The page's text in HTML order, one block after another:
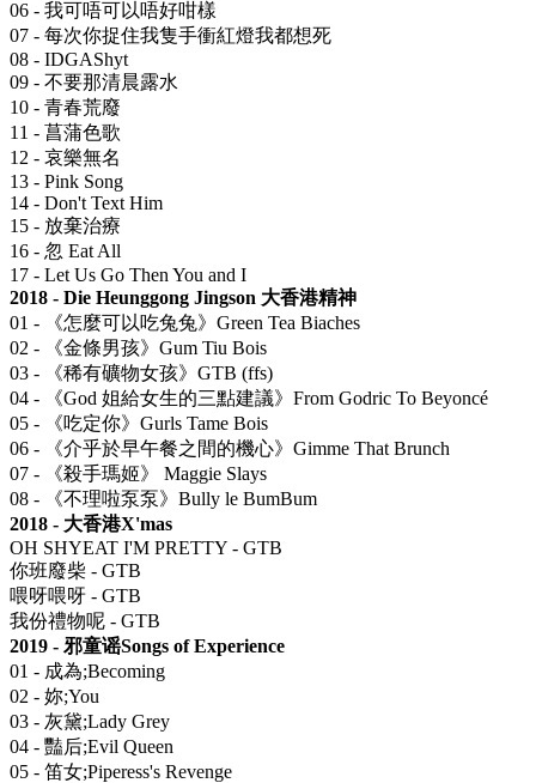
06 - 我可唔可以唔好咁樣
07 - 每次你捉住我隻手衝紅燈我都想死
08 - IDGAShyt
09 - 不要那清晨露水
10 - 青春荒廢
11 - 菖蒲色歌
12 - 哀樂無名
13 - Pink Song
14 - Don't Text Him
15 - 放棄治療
16 - 忽 Eat All
17 - Let Us Go Then You and I
2018 - Die Heunggong Jingson 大香港精神
01 - 《怎麼可以吃兔兔》Green Tea Biaches
02 - 《金條男孩》Gum Tiu Bois
03 - 《稀有礦物女孩》GTB (ffs)
04 - 《God 姐給女生的三點建議》From Godric To Beyoncé
05 - 《吃定你》Gurls Tame Bois
06 - 《介乎於早午餐之間的機心》Gimme That Brunch
07 - 《殺手瑪姬》 Maggie Slays
08 - 《不理啦泵泵》Bully le BumBum
2018 - 大香港X'mas
OH SHYEAT I'M PRETTY - GTB
你班廢柴 - GTB
喂呀喂呀 - GTB
我份禮物呢 - GTB
2019 - 邪童谣Songs of Experience
01 - 成為;Becoming
02 - 妳;You
03 - 灰黛;Lady Grey
04 - 豔后;Evil Queen
05 - 笛女;Piperess's Revenge